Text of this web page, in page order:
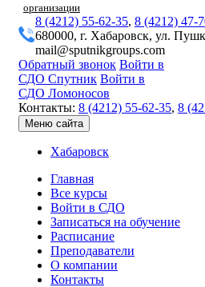
организации
8 (4212) 55-62-35, 8 (4212) 47-
680000, г. Хабаровск, ул.
mail@sputnikgroups.com
Обратный звонок Войти в
СДО Спутник Войти в
СДО Ломоносов
Контакты: 8 (4212) 55-62-35, 8
Меню сайта
Хабаровск
Главная
Все курсы
Войти в СДО
Записаться на обучение
Расписание
Преподаватели
О компании
Контакты